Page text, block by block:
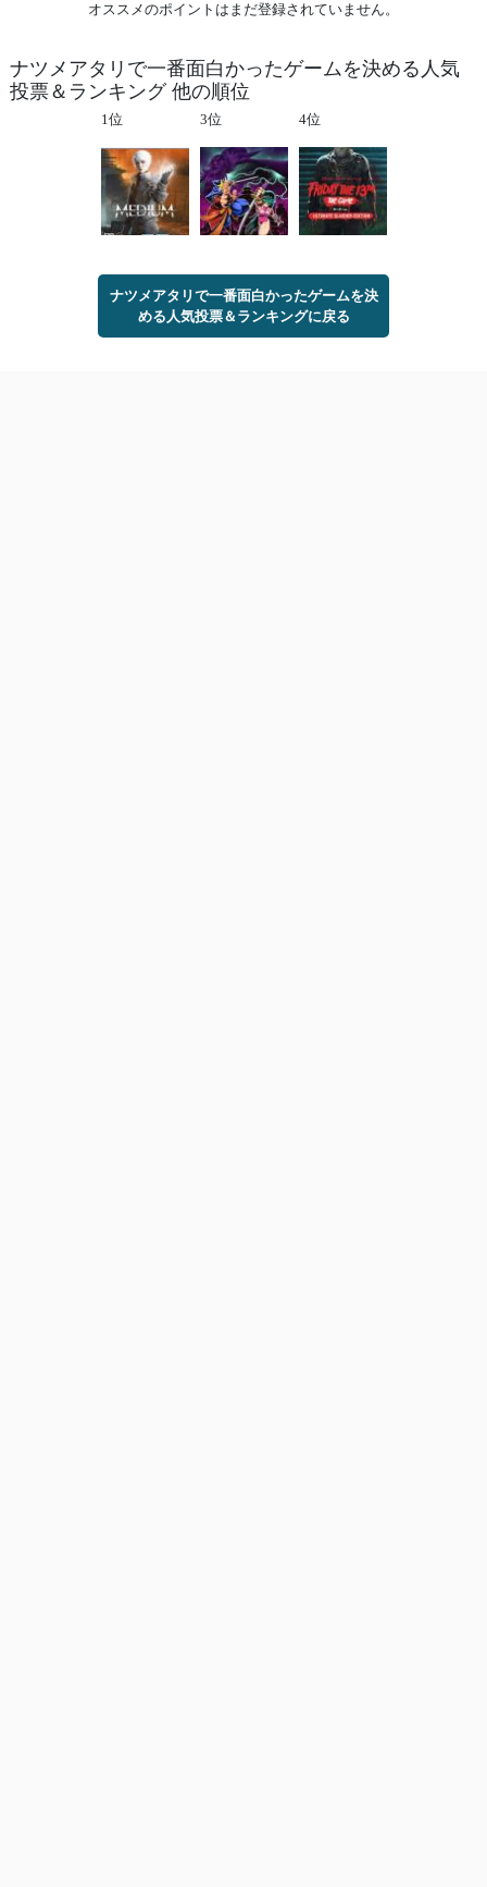
オススメのポイントはまだ登録されていません。
ナツメアタリで一番面白かったゲームを決める人気
投票＆ランキング 他の順位
1位 3位 4位
ナツメアタリで一番面白かったゲームを決
める人気投票＆ランキングに戻る